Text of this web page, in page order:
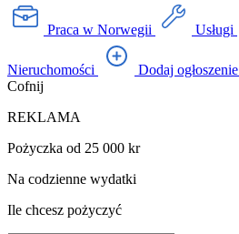
Praca w Norwegii Usługi
Nieruchomości Dodaj ogłoszenie
Cofnij
REKLAMA
Pożyczka od 25 000 kr
Na codzienne wydatki
Ile chcesz pożyczyć